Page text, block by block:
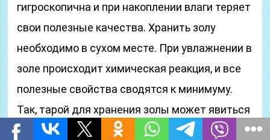
гигроскопична и при накоплении влаги теряет
свои полезные качества. Хранить золу
необходимо в сухом месте. При увлажнении в
золе происходит химическая реакция, и все
полезные свойства сводятся к минимуму.
Так, тарой для хранения золы может явиться
герметично завязанный, тканевый или